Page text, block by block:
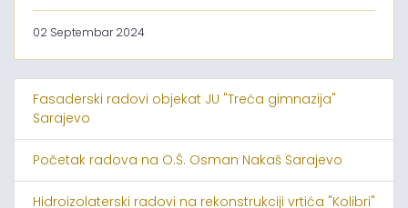
02 Septembar 2024
Fasaderski radovi objekat JU "Treća gimnazija"
Sarajevo
Početak radova na O.Š. Osman Nakaš Sarajevo
Hidroizolaterski radovi na rekonstrukciji vrtića "Kolibri"